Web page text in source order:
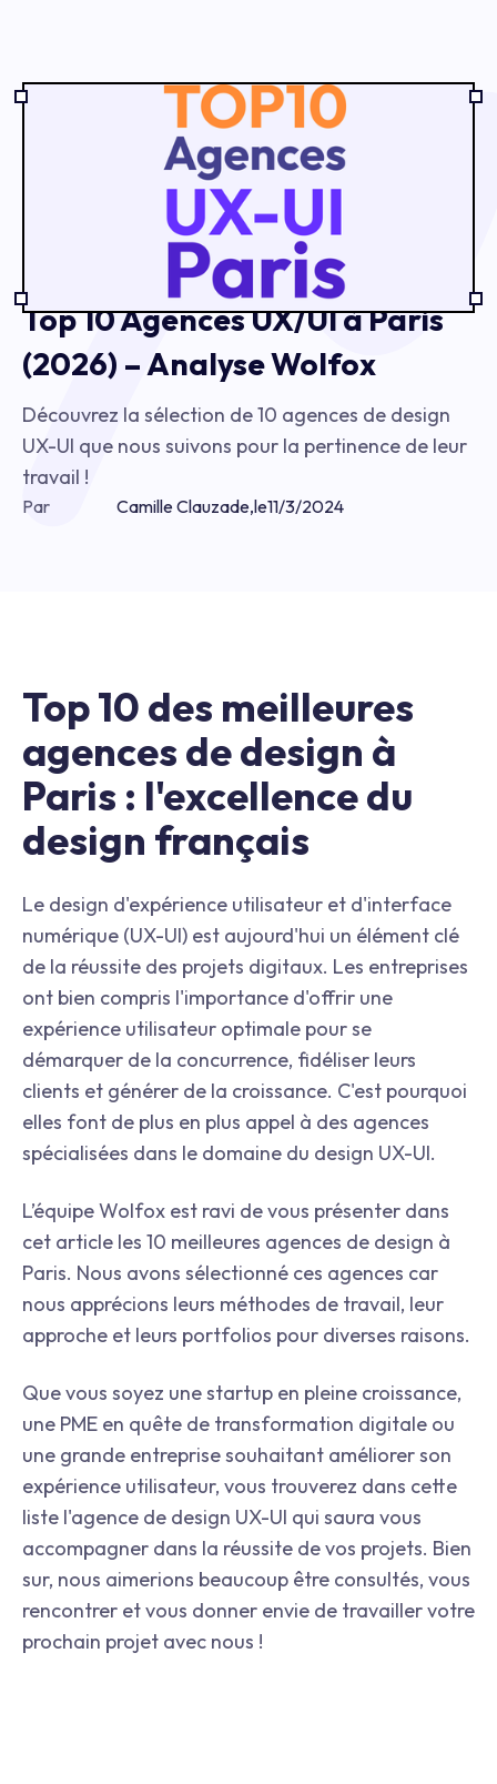
Top 10 Agences UX/UI à Paris
(2026) – Analyse Wolfox
Découvrez la sélection de 10 agences de design
UX-UI que nous suivons pour la pertinence de leur
travail !
Par Camille Clauzade,le11/3/2024
Top 10 des meilleures
agences de design à
Paris : l'excellence du
design français
Le design d'expérience utilisateur et d'interface
numérique (UX-UI) est aujourd'hui un élément clé
de la réussite des projets digitaux. Les entreprises
ont bien compris l'importance d'offrir une
expérience utilisateur optimale pour se
démarquer de la concurrence, fidéliser leurs
clients et générer de la croissance. C'est pourquoi
elles font de plus en plus appel à des agences
spécialisées dans le domaine du design UX-UI.
L’équipe Wolfox est ravi de vous présenter dans
cet article les 10 meilleures agences de design à
Paris. Nous avons sélectionné ces agences car
nous apprécions leurs méthodes de travail, leur
approche et leurs portfolios pour diverses raisons.
Que vous soyez une startup en pleine croissance,
une PME en quête de transformation digitale ou
une grande entreprise souhaitant améliorer son
expérience utilisateur, vous trouverez dans cette
liste l'agence de design UX-UI qui saura vous
accompagner dans la réussite de vos projets. Bien
sur, nous aimerions beaucoup être consultés, vous
rencontrer et vous donner envie de travailler votre
prochain projet avec nous !